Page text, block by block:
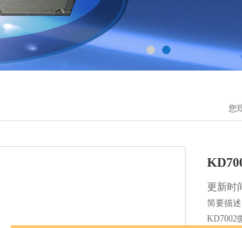
您
更新时
简要描述
KD7002